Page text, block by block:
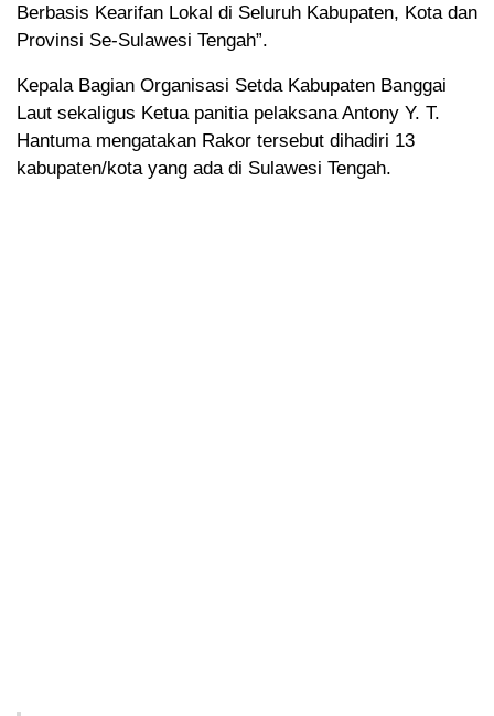
Berbasis Kearifan Lokal di Seluruh Kabupaten, Kota dan
Provinsi Se-Sulawesi Tengah”.
Kepala Bagian Organisasi Setda Kabupaten Banggai
Laut sekaligus Ketua panitia pelaksana Antony Y. T.
Hantuma mengatakan Rakor tersebut dihadiri 13
kabupaten/kota yang ada di Sulawesi Tengah.